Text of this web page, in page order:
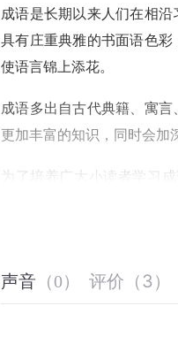
成语是长期以来人们在相
具有庄重典雅的书面语色
使语言锦上添花。
成语多出自古代典籍、寓
更加丰富的知识，同时会加
为了培养广大小读者学习
性、艺术性、寓意性、哲
同时进行了注音和配图，
声音 （0） 评价 （3 ）